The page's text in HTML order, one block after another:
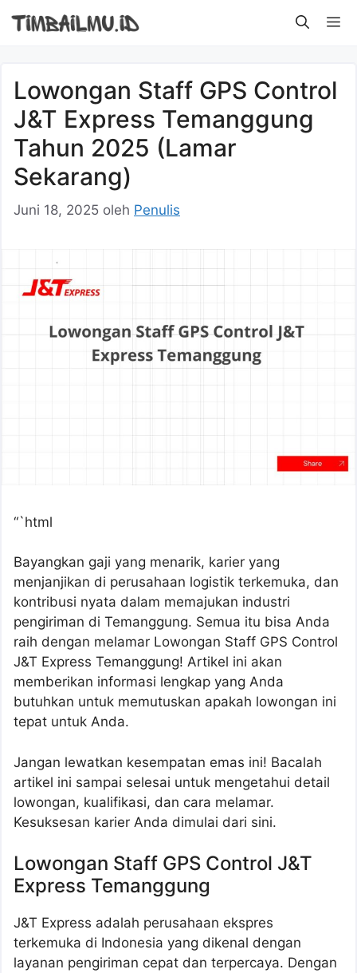
Lowongan Staff GPS Control
J&T Express Temanggung
Tahun 2025 (Lamar
Sekarang)
Juni 18, 2025 oleh Penulis
“`html
Bayangkan gaji yang menarik, karier yang
menjanjikan di perusahaan logistik terkemuka, dan
kontribusi nyata dalam memajukan industri
pengiriman di Temanggung. Semua itu bisa Anda
raih dengan melamar Lowongan Staff GPS Control
J&T Express Temanggung! Artikel ini akan
memberikan informasi lengkap yang Anda
butuhkan untuk memutuskan apakah lowongan ini
tepat untuk Anda.
Jangan lewatkan kesempatan emas ini! Bacalah
artikel ini sampai selesai untuk mengetahui detail
lowongan, kualifikasi, dan cara melamar.
Kesuksesan karier Anda dimulai dari sini.
Lowongan Staff GPS Control J&T
Express Temanggung
J&T Express adalah perusahaan ekspres
terkemuka di Indonesia yang dikenal dengan
layanan pengiriman cepat dan terpercaya. Dengan